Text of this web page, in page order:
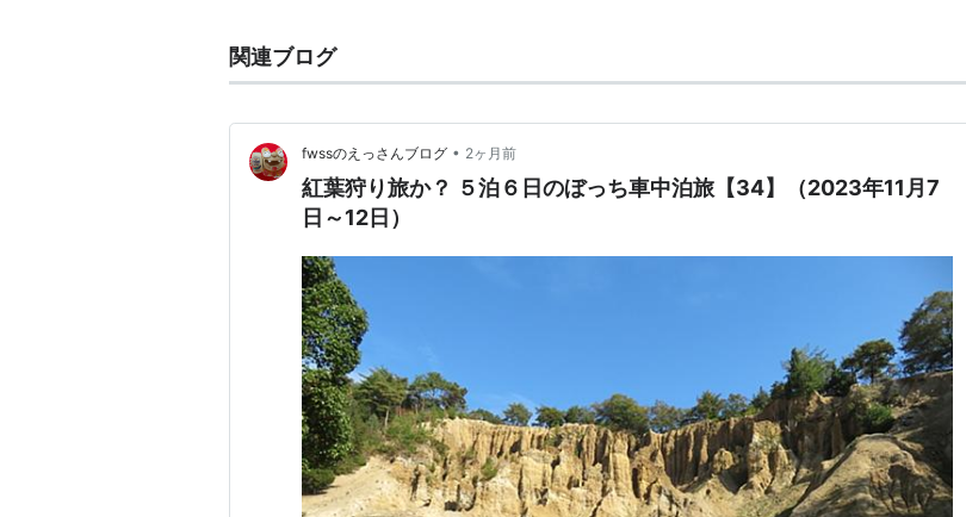
2005年4月1日、新設合併により「
関連ブログ
fwssのえっさんブログ • 2ヶ月前
紅葉狩り旅か？ ５泊６日のぼっち車中泊旅【34】（2023年11月7
日～12日）